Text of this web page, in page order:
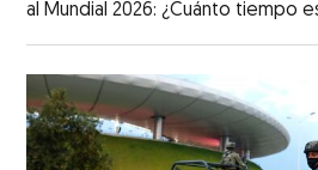
al Mundial 2026: ¿Cuánto tiempo